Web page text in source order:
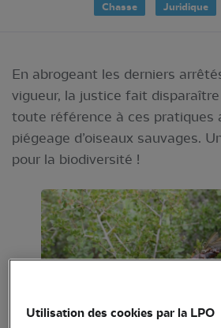
Chasse
Juridique
En abrogeant les derniers
vigueur, la justice fait
toute référence à ces pratiques
piégeage d’oiseaux sauvages.
pour la biodiversité !
Utilisation des cookies par la LPO